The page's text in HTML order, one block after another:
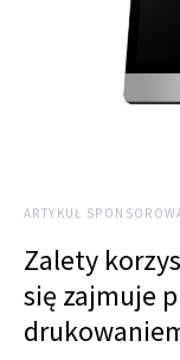
ARTYKUŁ
Zalety
się zajmuje